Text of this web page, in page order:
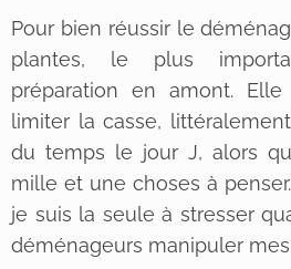
Pour bien réussir le
plantes, le plus
préparation en amont.
limiter la casse,
du temps le jour J, alors
mille et une choses à
je suis la seule à stresser
déménageurs manipuler